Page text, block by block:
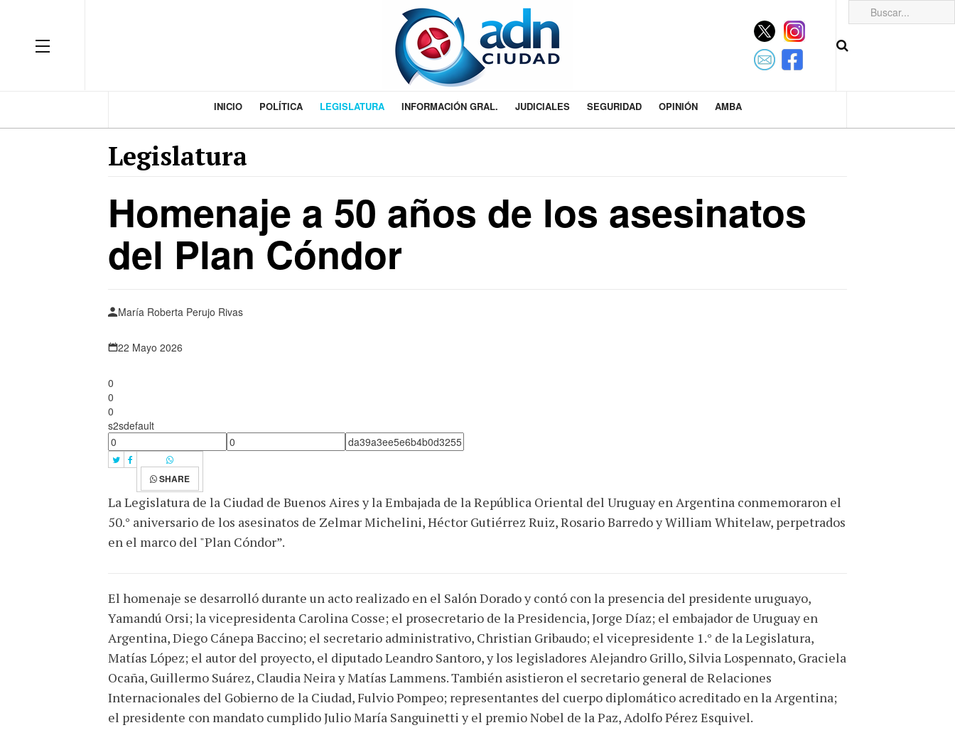
INICIO POLÍTICA LEGISLATURA INFORMACIÓN GRAL. JUDICIALES SEGURIDAD OPINIÓN AMBA
Legislatura
Homenaje a 50 años de los asesinatos
del Plan Cóndor
María Roberta Perujo Rivas
22 Mayo 2026
0
0
0
s2sdefault
SHARE
La Legislatura de la Ciudad de Buenos Aires y la Embajada de la República Oriental del Uruguay en Argentina conmemoraron el
50.° aniversario de los asesinatos de Zelmar Michelini, Héctor Gutiérrez Ruiz, Rosario Barredo y William Whitelaw, perpetrados
en el marco del "Plan Cóndor”.
El homenaje se desarrolló durante un acto realizado en el Salón Dorado y contó con la presencia del presidente uruguayo,
Yamandú Orsi; la vicepresidenta Carolina Cosse; el prosecretario de la Presidencia, Jorge Díaz; el embajador de Uruguay en
Argentina, Diego Cánepa Baccino; el secretario administrativo, Christian Gribaudo; el vicepresidente 1.° de la Legislatura,
Matías López; el autor del proyecto, el diputado Leandro Santoro, y los legisladores Alejandro Grillo, Silvia Lospennato, Graciela
Ocaña, Guillermo Suárez, Claudia Neira y Matías Lammens. También asistieron el secretario general de Relaciones
Internacionales del Gobierno de la Ciudad, Fulvio Pompeo; representantes del cuerpo diplomático acreditado en la Argentina;
el presidente con mandato cumplido Julio María Sanguinetti y el premio Nobel de la Paz, Adolfo Pérez Esquivel.